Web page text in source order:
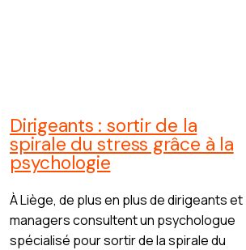
Dirigeants : sortir de la
spirale du stress grâce à la
psychologie
À Liège, de plus en plus de dirigeants et
managers consultent un psychologue
spécialisé pour sortir de la spirale du